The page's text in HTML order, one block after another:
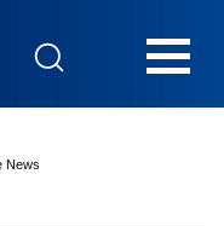
News